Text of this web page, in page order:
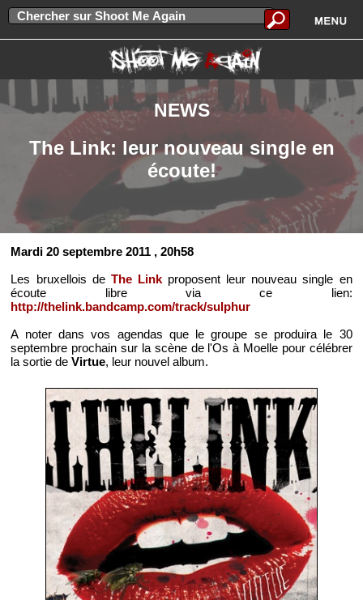
NEWS
The Link: leur nouveau single en
écoute!
Mardi 20 septembre 2011 , 20h58
Les bruxellois de The Linkproposent leur nouveau single en
écoute libre via ce lien:
http://thelink.bandcamp.com/track/sulphur
A noter dans vos agendas que le groupe se produira le 30
septembre prochain sur la scène de l'Os à Moelle pour célébrer
la sortie deVirtue, leur nouvel album.